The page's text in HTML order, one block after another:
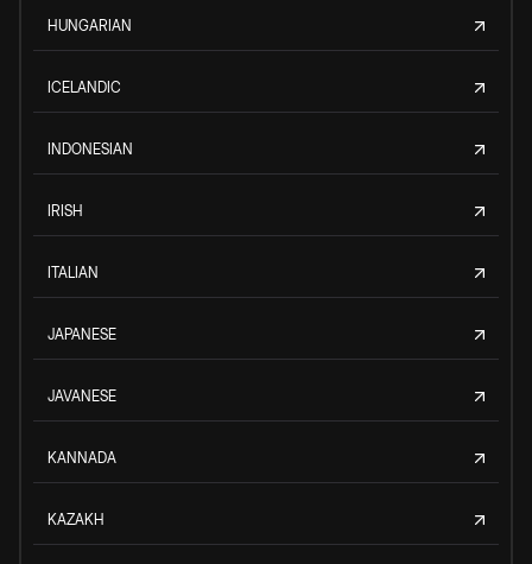
HUNGARIAN
ICELANDIC
INDONESIAN
IRISH
ITALIAN
JAPANESE
JAVANESE
KANNADA
KAZAKH